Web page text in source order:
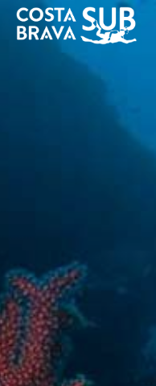
Modificar cookies
Técnicas y funcionales